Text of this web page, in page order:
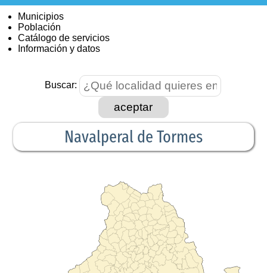
Municipios
Población
Catálogo de servicios
Información y datos
Buscar:
aceptar
Navalperal de Tormes